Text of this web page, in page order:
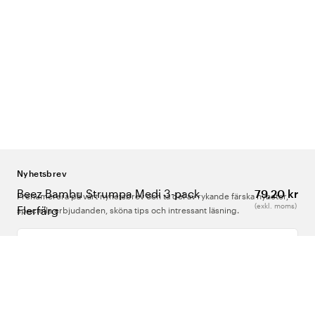
Beez Bambu Strumpa Medi 3-pack
Flerfärg
79,20 kr
(exkl. moms)
Nyhetsbrev
Prenumerera på vårt nyhetsbrev och ta del av rykande färska nyheter,
speciella erbjudanden, sköna tips och intressant läsning.
Ange din e-postadress